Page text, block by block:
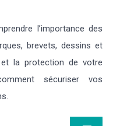
l’importance des
brevets, dessins et
la protection de votre
sécuriser vos